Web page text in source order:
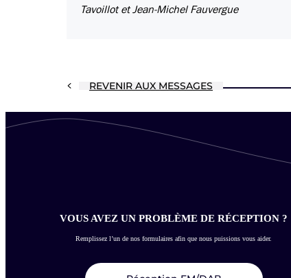
Tavoillot et Jean-Michel Fauvergue
REVENIR AUX MESSAGES
VOUS AVEZ UN PROBLÈME DE RÉCEPTION ?
Remplissez l’un de nos formulaires afin que nous puissions vous aider.